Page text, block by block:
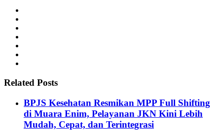
Related Posts
BPJS Kesehatan Resmikan MPP Full Shifting
di Muara Enim, Pelayanan JKN Kini Lebih
Mudah, Cepat, dan Terintegrasi